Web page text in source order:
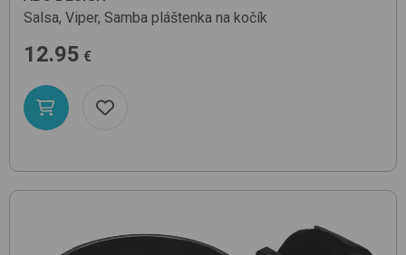
Salsa, Viper, Samba pláštenka na kočík
12.95 €